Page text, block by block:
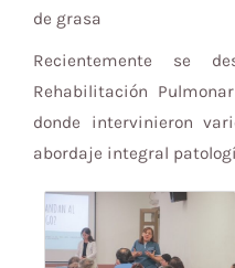
de grasa
Recientemente se
Rehabilitación
donde intervinieron
abordaje integral